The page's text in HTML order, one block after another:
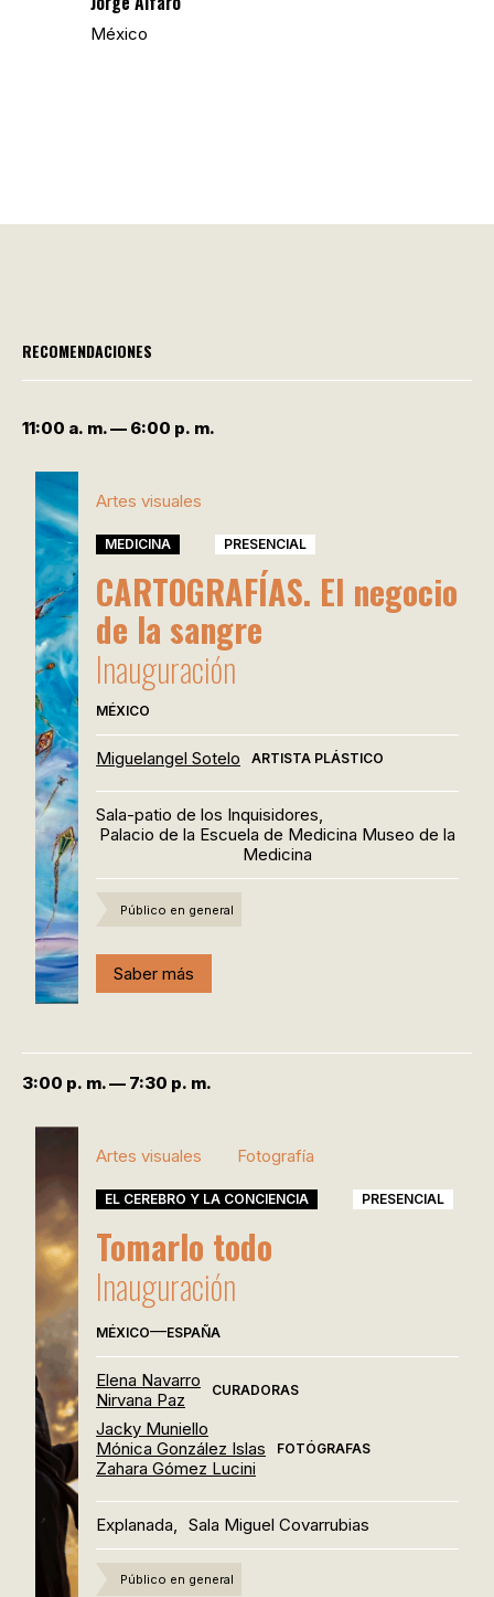
México
RECOMENDACIONES
11:00 a. m. — 6:00 p. m.
Artes visuales
MEDICINA PRESENCIAL
CARTOGRAFÍAS. El negocio
de la sangre
Inauguración
MÉXICO
Miguelangel Sotelo ARTISTA PLÁSTICO
Sala-patio de los Inquisidores,
Palacio de la Escuela de Medicina Museo de la
Medicina
Público en general
Saber más
3:00 p. m. — 7:30 p. m.
Artes visuales Fotografía
EL CEREBRO Y LA CONCIENCIA PRESENCIAL
Tomarlo todo
Inauguración
MÉXICO—ESPAÑA
Elena Navarro
Nirvana Paz
CURADORAS
Jacky Muniello
Mónica González Islas
Zahara Gómez Lucini
FOTÓGRAFAS
Explanada, Sala Miguel Covarrubias
Público en general